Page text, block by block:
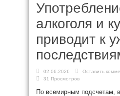
алкоголя и
приводит к
02.06.2026
Оставить
31 Просмотров
По всемирным подсчетам,